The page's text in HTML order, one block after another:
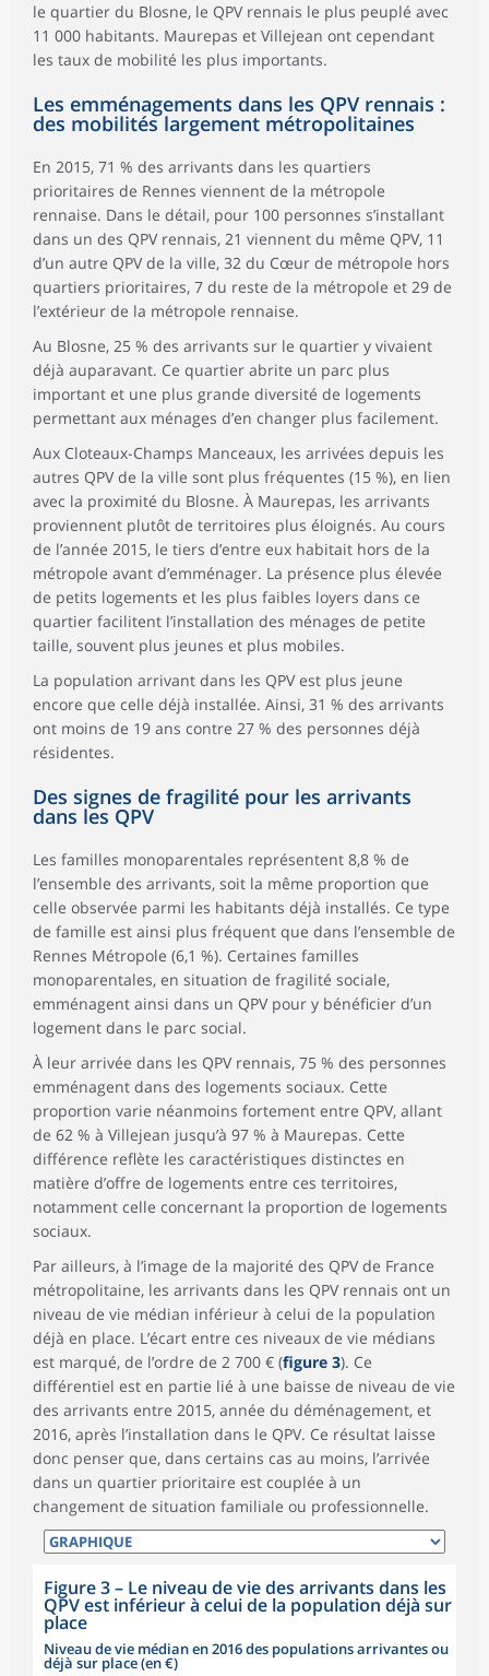
le quartier du Blosne, le QPV rennais le plus peuplé avec
11 000 habitants. Maurepas et Villejean ont cependant
les taux de mobilité les plus importants.
Les emménagements dans les QPV rennais :
des mobilités largement métropolitaines
En 2015, 71 % des arrivants dans les quartiers
prioritaires de Rennes viennent de la métropole
rennaise. Dans le détail, pour 100 personnes s’installant
dans un des QPV rennais, 21 viennent du même QPV, 11
d’un autre QPV de la ville, 32 du Cœur de métropole hors
quartiers prioritaires, 7 du reste de la métropole et 29 de
l’extérieur de la métropole rennaise.
Au Blosne, 25 % des arrivants sur le quartier y vivaient
déjà auparavant. Ce quartier abrite un parc plus
important et une plus grande diversité de logements
permettant aux ménages d’en changer plus facilement.
Aux Cloteaux-Champs Manceaux, les arrivées depuis les
autres QPV de la ville sont plus fréquentes (15 %), en lien
avec la proximité du Blosne. À Maurepas, les arrivants
proviennent plutôt de territoires plus éloignés. Au cours
de l’année 2015, le tiers d’entre eux habitait hors de la
métropole avant d’emménager. La présence plus élevée
de petits logements et les plus faibles loyers dans ce
quartier facilitent l’installation des ménages de petite
taille, souvent plus jeunes et plus mobiles.
La population arrivant dans les QPV est plus jeune
encore que celle déjà installée. Ainsi, 31 % des arrivants
ont moins de 19 ans contre 27 % des personnes déjà
résidentes.
Des signes de fragilité pour les arrivants
dans les QPV
Les familles monoparentales représentent 8,8 % de
l’ensemble des arrivants, soit la même proportion que
celle observée parmi les habitants déjà installés. Ce type
de famille est ainsi plus fréquent que dans l’ensemble de
Rennes Métropole (6,1 %). Certaines familles
monoparentales, en situation de fragilité sociale,
emménagent ainsi dans un QPV pour y bénéficier d’un
logement dans le parc social.
À leur arrivée dans les QPV rennais, 75 % des personnes
emménagent dans des logements sociaux. Cette
proportion varie néanmoins fortement entre QPV, allant
de 62 % à Villejean jusqu’à 97 % à Maurepas. Cette
différence reflète les caractéristiques distinctes en
matière d’offre de logements entre ces territoires,
notamment celle concernant la proportion de logements
sociaux.
Par ailleurs, à l’image de la majorité des QPV de France
métropolitaine, les arrivants dans les QPV rennais ont un
niveau de vie médian inférieur à celui de la population
déjà en place. L’écart entre ces niveaux de vie médians
est marqué, de l’ordre de 2 700 € (figure 3). Ce
différentiel est en partie lié à une baisse de niveau de vie
des arrivants entre 2015, année du déménagement, et
2016, après l’installation dans le QPV. Ce résultat laisse
donc penser que, dans certains cas au moins, l’arrivée
dans un quartier prioritaire est couplée à un
changement de situation familiale ou professionnelle.
Figure 3– Le niveau de vie des arrivants dans les
QPV est inférieur à celui de la population déjà sur
place
Niveau de vie médian en 2016 des populations arrivantes ou
déjà sur place (en €)